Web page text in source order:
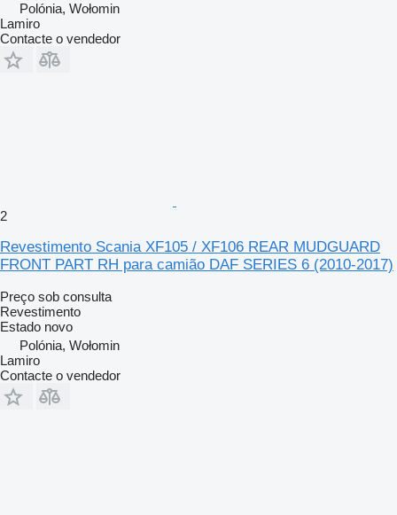
Polónia, Wołomin
Lamiro
Contacte o vendedor
2
Revestimento Scania XF105 / XF106 REAR MUDGUARD
FRONT PART RH para camião DAF SERIES 6 (2010-2017)
Preço sob consulta
Revestimento
Estado novo
Polónia, Wołomin
Lamiro
Contacte o vendedor